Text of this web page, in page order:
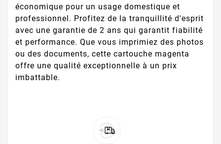
économique pour un usage domestique et
professionnel. Profitez de la tranquillité d'esprit
avec une garantie de 2 ans qui garantit fiabilité
et performance. Que vous imprimiez des photos
ou des documents, cette cartouche magenta
offre une qualité exceptionnelle à un prix
imbattable.